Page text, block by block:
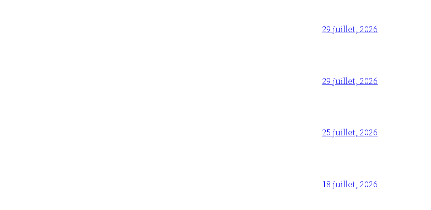
29 juillet, 2026
29 juillet, 2026
25 juillet, 2026
18 juillet, 2026